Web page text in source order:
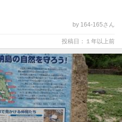
by 164-165さん
投稿日：１年以上前